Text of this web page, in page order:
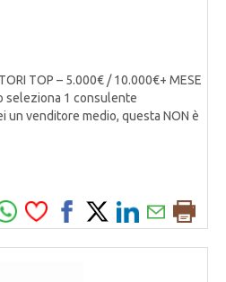
TOP – 5.000€ / 10.000€+ MESE
seleziona 1 consulente
un venditore medio, questa NON è